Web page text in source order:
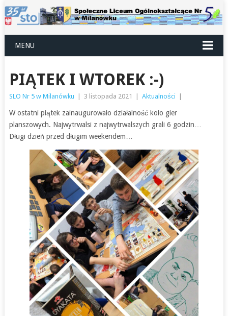
MENU
PIĄTEK I WTOREK :-)
SLO Nr 5 w Milanówku 3 listopada 2021 Aktualności
W ostatni piątek zainaugurowało działalność koło gier
planszowych. Najwytrwalsi z najwytrwalszych grali 6 godzin…
Długi dzień przed długim weekendem…